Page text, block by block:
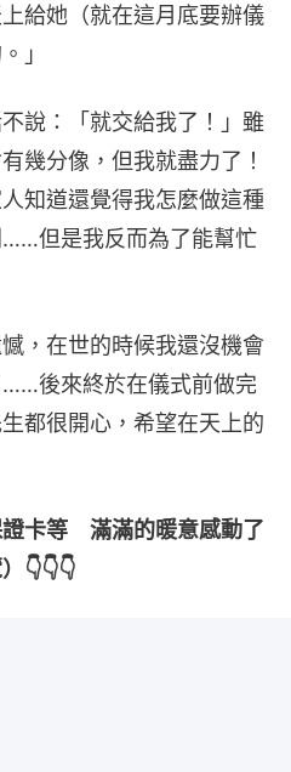
給她（就在這月底要辦儀
」
說：「就交給我了！」雖
幾分像，但我就盡力了！
知道還覺得我怎麼做這種
但是我反而為了能幫忙
，在世的時候我還沒機會
後來終於在儀式前做完
都很開心，希望在天上的
卡等　滿滿的暖意感動了
👇👇👇